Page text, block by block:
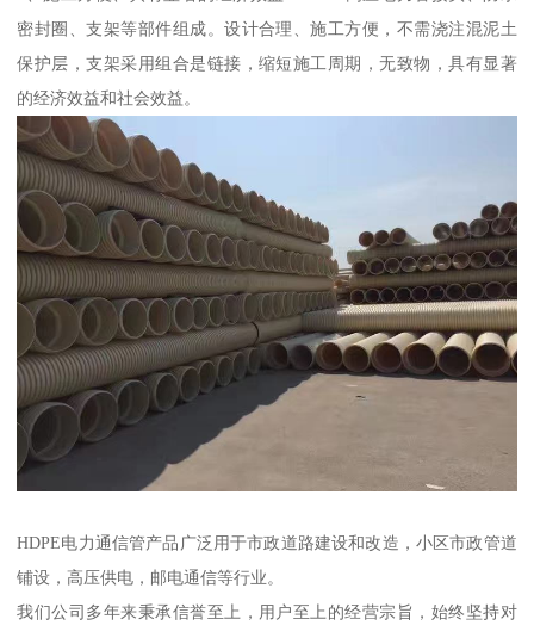
密封圈、支架等部件组成。设计合理、施工方便，不需浇注混泥土
保护层，支架采用组合是链接，缩短施工周期，无致物，具有显著
的经济效益和社会效益。
HDPE电力通信管产品广泛用于市政道路建设和改造，小区市政管道
铺设，高压供电，邮电通信等行业。
我们公司多年来秉承信誉至上，用户至上的经营宗旨，始终坚持对